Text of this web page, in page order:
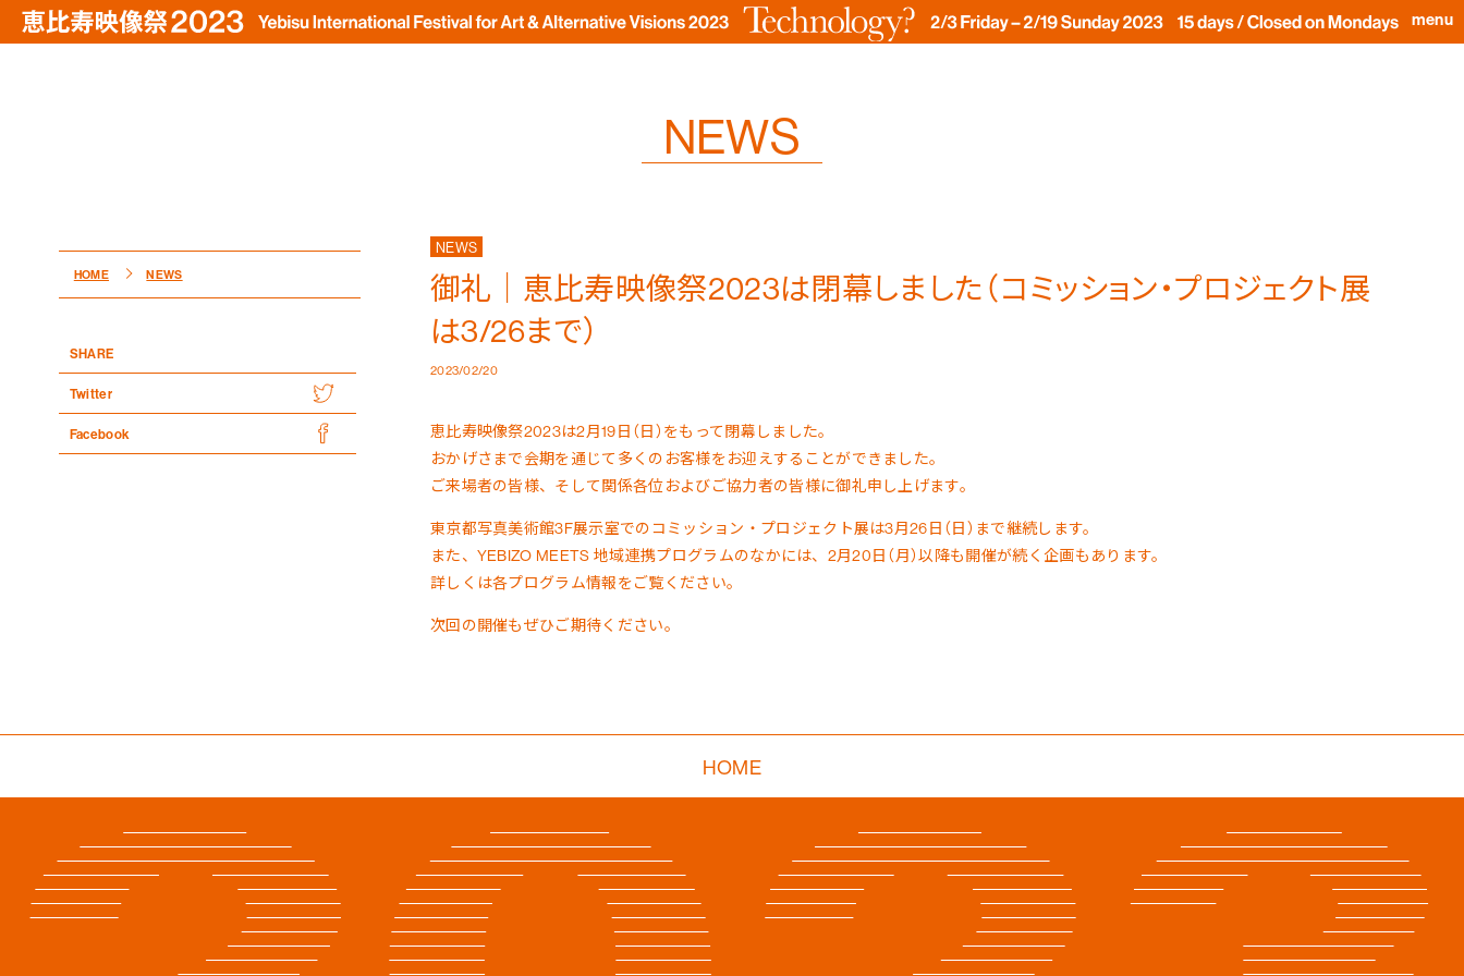
menu
NEWS
HOME NEWS
SHARE
Twitter
Facebook
NEWS
御礼｜恵比寿映像祭2023は閉幕しました（コミッション・プロジェクト展
は3/26まで）
2023/02/20
恵比寿映像祭2023は2月19日（日）をもって閉幕しました。
おかげさまで会期を通じて多くのお客様をお迎えすることができました。
ご来場者の皆様、そして関係各位およびご協力者の皆様に御礼申し上げます。
東京都写真美術館3F展示室でのコミッション・プロジェクト展は3月26日（日）まで継続します。
また、 YEBIZO MEETS 地域連携プログラムのなかには、2月20日（月）以降も開催が続く企画もあります。
詳しくは各プログラム情報をご覧ください。
次回の開催もぜひご期待ください。
HOME